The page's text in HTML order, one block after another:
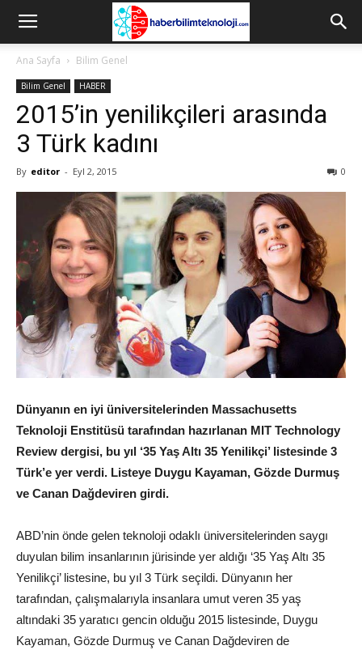
Ana Sayfa Bilim Genel
Bilim Genel HABER
2015’in yenilikçileri arasında
3 Türk kadını
By editor - Eyl 2, 2015 0
Dünyanın en iyi üniversitelerinden Massachusetts
Teknoloji Enstitüsü tarafından hazırlanan MIT Technology
Review dergisi, bu yıl ‘35 Yaş Altı 35 Yenilikçi’ listesinde 3
Türk’e yer verdi. Listeye Duygu Kayaman, Gözde Durmuş
ve Canan Dağdeviren girdi.
ABD’nin önde gelen teknoloji odaklı üniversitelerinden saygı
duyulan bilim insanlarının jürisinde yer aldığı ‘35 Yaş Altı 35
Yenilikçi’ listesine, bu yıl 3 Türk seçildi. Dünyanın her
tarafından, çalışmalarıyla insanlara umut veren 35 yaş
altındaki 35 yaratıcı gencin olduğu 2015 listesinde, Duygu
Kayaman, Gözde Durmuş ve Canan Dağdeviren de